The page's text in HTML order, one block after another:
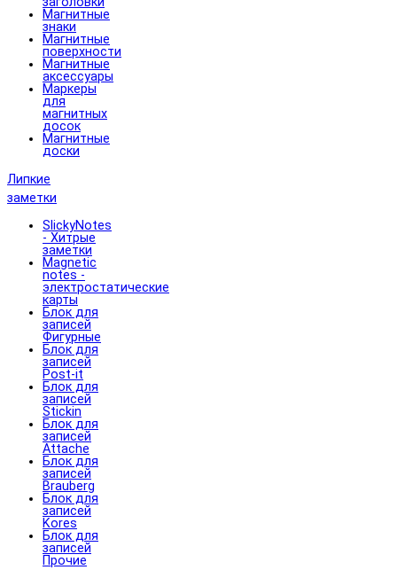
Магнитные
знаки
Магнитные
поверхности
Магнитные
аксессуары
Маркеры
для
магнитных
досок
Магнитные
доски
Липкие
заметки
SlickyNotes
- Хитрые
заметки
Magnetic
notes -
электростатические
карты
Блок для
записей
Фигурные
Блок для
записей
Post-it
Блок для
записей
Stickin
Блок для
записей
Attache
Блок для
записей
Brauberg
Блок для
записей
Kores
Блок для
записей
Прочие